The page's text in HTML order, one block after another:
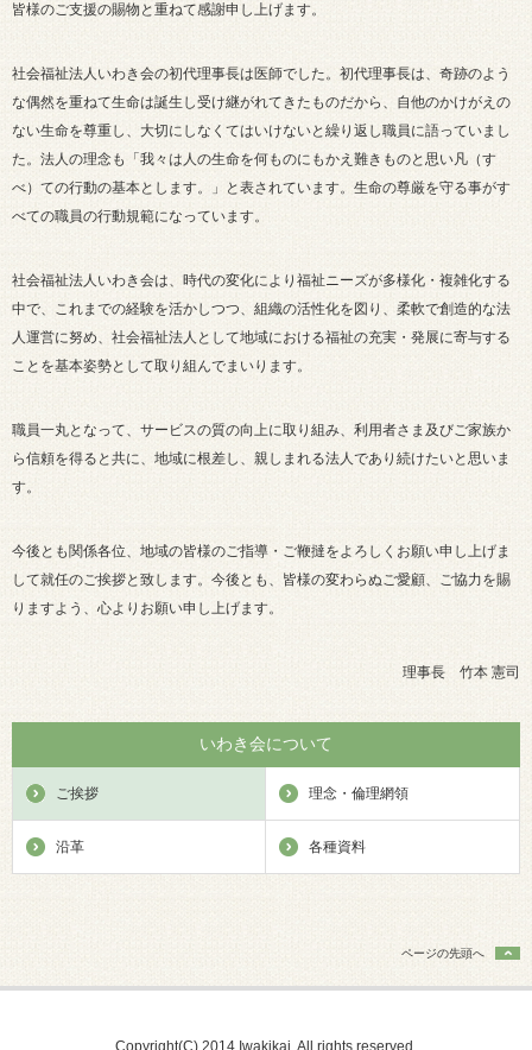
皆様のご支援の賜物と重ねて感謝申し上げます。
社会福祉法人いわき会の初代理事長は医師でした。初代理事長は、奇跡のよう
な偶然を重ねて生命は誕生し受け継がれてきたものだから、自他のかけがえの
ない生命を尊重し、大切にしなくてはいけないと繰り返し職員に語っていまし
た。法人の理念も「我々は人の生命を何ものにもかえ難きものと思い凡（す
べ）ての行動の基本とします。」と表されています。生命の尊厳を守る事がす
べての職員の行動規範になっています。
社会福祉法人いわき会は、時代の変化により福祉ニーズが多様化・複雑化する
中で、これまでの経験を活かしつつ、組織の活性化を図り、柔軟で創造的な法
人運営に努め、社会福祉法人として地域における福祉の充実・発展に寄与する
ことを基本姿勢として取り組んでまいります。
職員一丸となって、サービスの質の向上に取り組み、利用者さま及びご家族か
ら信頼を得ると共に、地域に根差し、親しまれる法人であり続けたいと思いま
す。
今後とも関係各位、地域の皆様のご指導・ご鞭撻をよろしくお願い申し上げま
して就任のご挨拶と致します。今後とも、皆様の変わらぬご愛顧、ご協力を賜
りますよう、心よりお願い申し上げます。
理事長 竹本 憲司
いわき会について
ご挨拶 理念・倫理網領
沿革 各種資料
ページの先頭へ
Copyright(C) 2014 Iwakikai, All rights reserved.